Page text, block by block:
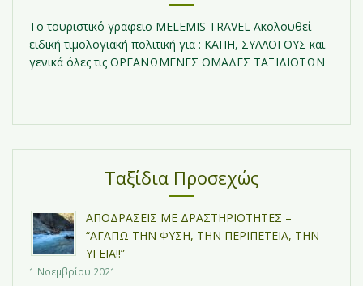
Τo τουριστικό γραφειο MELEMIS TRAVEL Ακολουθεί
ειδική τιμολογιακή πολιτική για : ΚΑΠΗ, ΣΥΛΛΟΓΟΥΣ και
γενικά όλες τις ΟΡΓΑΝΩΜΕΝΕΣ ΟΜΑΔΕΣ ΤΑΞΙΔΙΟΤΩΝ
Ταξίδια Προσεχώς
ΑΠΟΔΡΑΣΕΙΣ ΜΕ ΔΡΑΣΤΗΡΙΟΤΗΤΕΣ –
“ΑΓΑΠΩ ΤΗΝ ΦΥΣΗ, ΤΗΝ ΠΕΡΙΠΕΤΕΙΑ, ΤΗΝ
ΥΓΕΙΑ!!”
1 Νοεμβρίου 2021